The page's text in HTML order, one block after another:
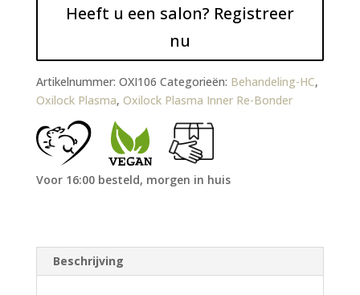
Heeft u een salon? Registreer
nu
Artikelnummer: OXI106 Categorieën: Behandeling-HC,
Oxilock Plasma, Oxilock Plasma Inner Re-Bonder
Voor 16:00 besteld, morgen in huis
Beschrijving